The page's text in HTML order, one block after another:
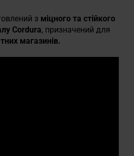
з міцного та стійкого
Cordura, призначений для
магазинів.